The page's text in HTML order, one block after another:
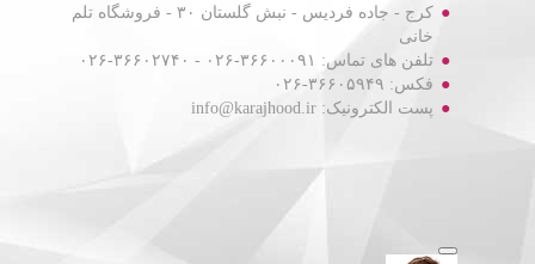
کرج - جاده فردیس - نبش گلستان ۳۰ - فروشگاه تلم
خانی
تلفن های تماس: ۳۶۶۰۰۰۹۱-۰۲۶ - ۳۶۶۰۲۷۴۰-۰۲۶
فکس: ۳۶۶۰۵۹۴۹-۰۲۶
پست الکترونیک: info@karajhood.ir